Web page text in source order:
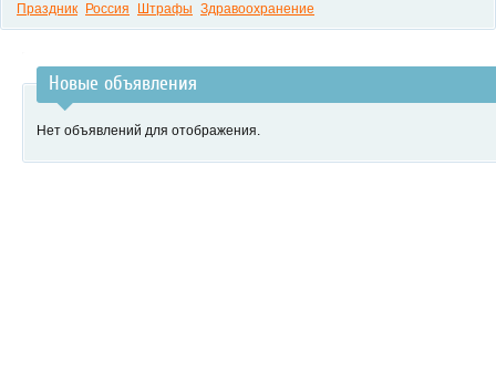
Праздник
Россия Штрафы Здравоохранение
Новые объявления
Нет объявлений для отображения.